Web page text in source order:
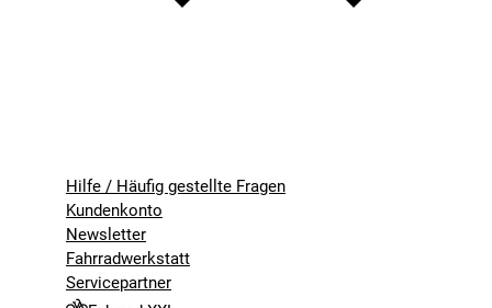
Hilfe / Häufig gestellte Fragen
Kundenkonto
Newsletter
Fahrradwerkstatt
Servicepartner